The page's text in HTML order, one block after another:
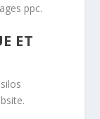
ppc.
ET